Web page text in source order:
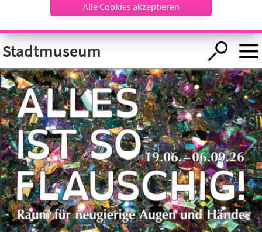
Visuelle
Assistenzsoftware
öffnen.
Alle Cookies akzeptieren
Stadtmuseum